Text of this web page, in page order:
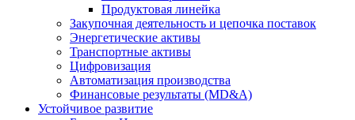
Продуктовая линейка
Закупочная деятельность и цепочка поставок
Энергетические активы
Транспортные активы
Цифровизация
Автоматизация производства
Финансовые результаты (MD&A)
Устойчивое развитие